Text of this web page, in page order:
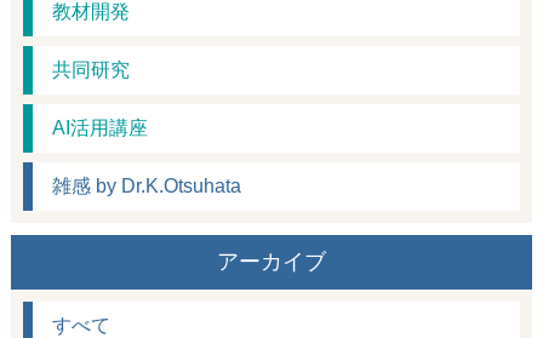
教材開発
共同研究
AI活用講座
雑感 by Dr.K.Otsuhata
アーカイブ
すべて